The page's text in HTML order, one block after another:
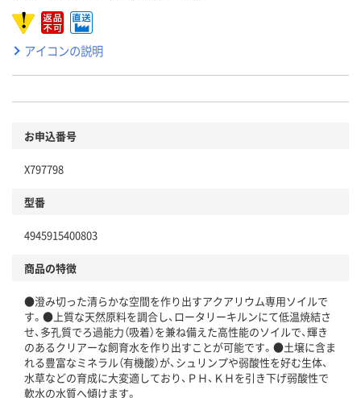
アイコンの説明
お申込番号
X797798
型番
4945915400803
商品の特徴
●澄み切った清らかな空間を作り出すアクアリウム専用ソイルで
す。●上質な天然原料を調合し、ロータリーキルンにて低温焼結さ
せ、多孔質でろ過能力（吸着）を兼ね備えた高性能のソイルで、輝き
のあるクリアーな飼育水を作り出すことが可能です。●土壌に含ま
れる豊富なミネラル（有機酸）が、シュリンプや弱酸性を好む生体、
水草などの育成に大変適しており、ＰＨ、ＫＨを引き下げ弱酸性で
軟水の水質へ傾けます。